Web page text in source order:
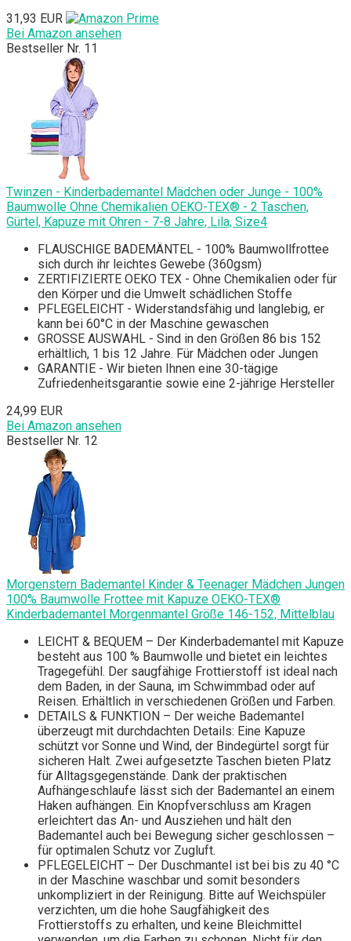
31,93 EUR
Bei Amazon ansehen
Bestseller Nr. 11
Twinzen - Kinderbademantel Mädchen oder Junge - 100%
Baumwolle Ohne Chemikalien OEKO-TEX® - 2 Taschen,
Gürtel, Kapuze mit Ohren - 7-8 Jahre, Lila, Size4
FLAUSCHIGE BADEMÄNTEL - 100% Baumwollfrottee
sich durch ihr leichtes Gewebe (360gsm)
ZERTIFIZIERTE OEKO TEX - Ohne Chemikalien oder für
den Körper und die Umwelt schädlichen Stoffe
PFLEGELEICHT - Widerstandsfähig und langlebig, er
kann bei 60°C in der Maschine gewaschen
GROSSE AUSWAHL - Sind in den Größen 86 bis 152
erhältlich, 1 bis 12 Jahre. Für Mädchen oder Jungen
GARANTIE - Wir bieten Ihnen eine 30-tägige
Zufriedenheitsgarantie sowie eine 2-jährige Hersteller
24,99 EUR
Bei Amazon ansehen
Bestseller Nr. 12
Morgenstern Bademantel Kinder & Teenager Mädchen Jungen
100% Baumwolle Frottee mit Kapuze OEKO-TEX®
Kinderbademantel Morgenmantel Größe 146-152, Mittelblau
LEICHT & BEQUEM – Der Kinderbademantel mit Kapuze
besteht aus 100 % Baumwolle und bietet ein leichtes
Tragegefühl. Der saugfähige Frottierstoff ist ideal nach
dem Baden, in der Sauna, im Schwimmbad oder auf
Reisen. Erhältlich in verschiedenen Größen und Farben.
DETAILS & FUNKTION – Der weiche Bademantel
überzeugt mit durchdachten Details: Eine Kapuze
schützt vor Sonne und Wind, der Bindegürtel sorgt für
sicheren Halt. Zwei aufgesetzte Taschen bieten Platz
für Alltagsgegenstände. Dank der praktischen
Aufhängeschlaufe lässt sich der Bademantel an einem
Haken aufhängen. Ein Knopfverschluss am Kragen
erleichtert das An- und Ausziehen und hält den
Bademantel auch bei Bewegung sicher geschlossen –
für optimalen Schutz vor Zugluft.
PFLEGELEICHT – Der Duschmantel ist bei bis zu 40 °C
in der Maschine waschbar und somit besonders
unkompliziert in der Reinigung. Bitte auf Weichspüler
verzichten, um die hohe Saugfähigkeit des
Frottierstoffs zu erhalten, und keine Bleichmittel